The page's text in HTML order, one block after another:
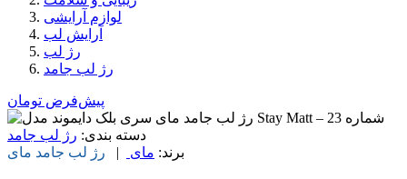
لوازم آرایشی
آرایش لب
رژ لب
رژ لب جامد
پیش‌فرض تومان
دسته بندی: رژ لب جامد
برند: مای | رژ لب جامد مای